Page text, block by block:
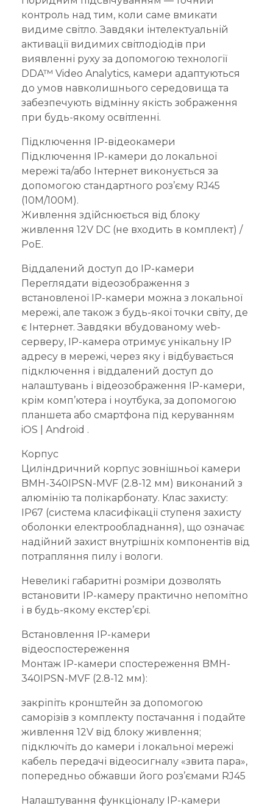
контроль над тим, коли саме вмикати
видиме світло. Завдяки інтелектуальній
активації видимих світлодіодів при
виявленні руху за допомогою технології
DDA™ Video Analytics, камери адаптуються
до умов навколишнього середовища та
забезпечують відмінну якість зображення
при будь-якому освітленні.
Підключення IP-відеокамери
Підключення IP-камери до локальної
мережі та/або Інтернет виконується за
допомогою стандартного роз’єму RJ45
(10M/100M).
Живлення здійснюється від блоку
живлення 12V DC (не входить в комплект) /
PoE.
Віддалений доступ до IP-камери
Переглядати відеозображення з
встановленої IP-камери можна з локальної
мережі, але також з будь-якої точки світу, де
є Інтернет. Завдяки вбудованому web-
серверу, IP-камера отримує унікальну IP
адресу в мережі, через яку і відбувається
підключення і віддалений доступ до
налаштувань і відеозображення IP-камери,
крім комп’ютера і ноутбука, за допомогою
планшета або смартфона під керуванням
iOS | Android .
Корпус
Циліндричний корпус зовнішньої камери
BMH-340IPSN-MVF (2.8-12 мм) виконаний з
алюмінію та полікарбонату. Клас захисту:
IP67 (система класифікації ступеня захисту
оболонки електрообладнання), що означає
надійний захист внутрішніх компонентів від
потрапляння пилу і вологи.
Невеликі габаритні розміри дозволять
встановити IP-камеру практично непомітно
і в будь-якому екстер’єрі.
Встановлення IP-камери
відеоспостереження
Монтаж IP-камери спостереження BMH-
340IPSN-MVF (2.8-12 мм):
закріпіть кронштейн за допомогою
саморізів з комплекту постачання і подайте
живлення 12V від блоку живлення;
підключіть до камери і локальної мережі
кабель передачі відеосигналу «звита пара»,
попередньо обжавши його роз’ємами RJ45
Налаштування функціоналу IP-камери